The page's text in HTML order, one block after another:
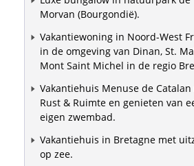
Morvan (Bourgondië).
Vakantiewoning in Noord-West
in de omgeving van Dinan, St.
Mont Saint Michel in de regio
Vakantiehuis Menuse de
Rust & Ruimte en genieten van
eigen zwembad.
Vakantiehuis in Bretagne met
op zee.